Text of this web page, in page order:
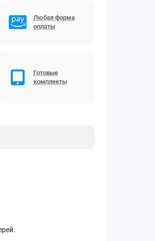
Любая форма
оплаты
Готовые
комплекты